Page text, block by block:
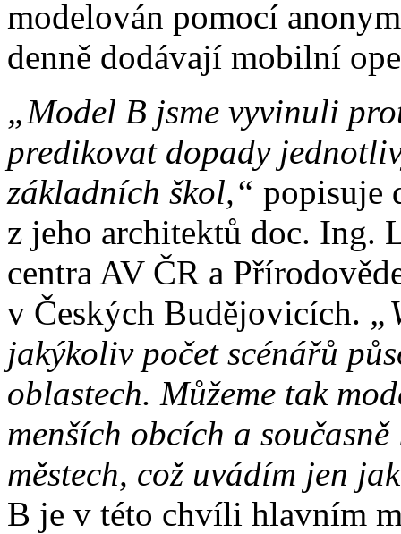
modelován pomocí
denně dodávají mobilní
„Model B jsme vyvinuli
predikovat dopady
základních škol,“ popisuje
z jeho architektů doc. Ing.
centra AV ČR a
v Českých Budějovicích.
jakýkoliv počet scénářů
oblastech. Můžeme tak
menších obcích a
městech, což uvádím jen
B je v této chvíli hlavním